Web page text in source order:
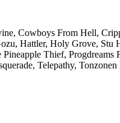
Cowboys From Hell,
Hattler, Holy Grove, Stu
Thief, Progdreams
Telepathy,